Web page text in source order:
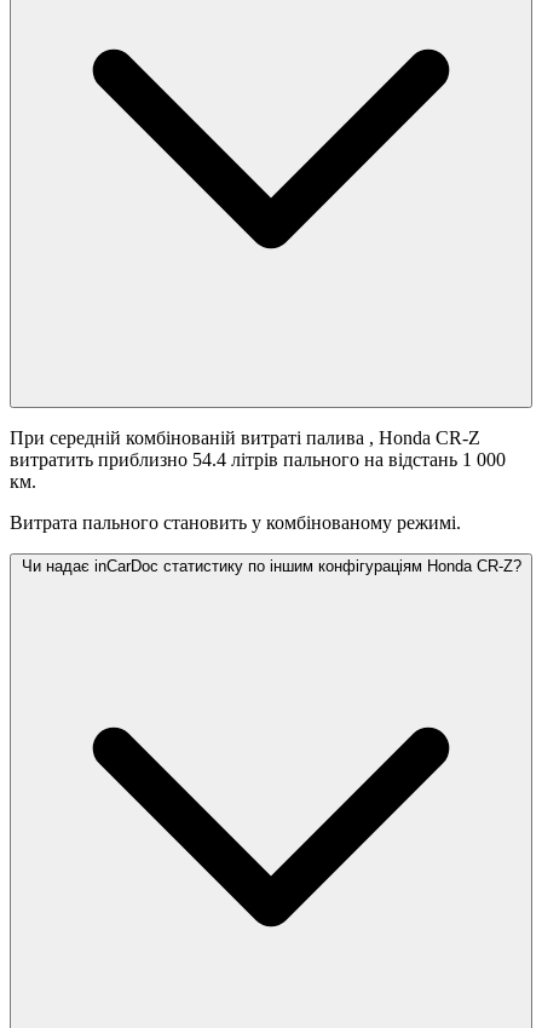
При середній комбінованій витраті палива , Honda CR-Z
витратить приблизно 54.4 літрів пального на відстань 1 000
км.
Витрата пального становить у комбінованому режимі.
Чи надає inCarDoc статистику по іншим конфігураціям Honda CR-Z?